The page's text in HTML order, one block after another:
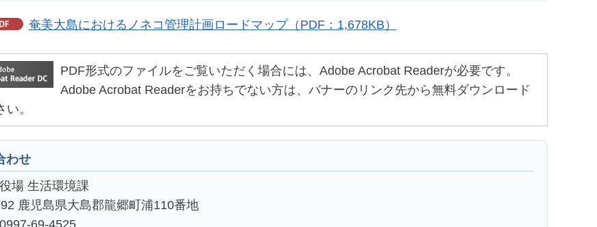
奄美大島におけるノネコ管理計画ロードマップ（PDF：1,678KB）
PDF形式のファイルをご覧いただく場合には、Adobe Acrobat Readerが必要です。
Adobe Acrobat Readerをお持ちでない方は、バナーのリンク先から無料ダウンロード
い。
わせ
場 生活環境課
鹿児島県大島郡龍郷町浦110番地
69-4525